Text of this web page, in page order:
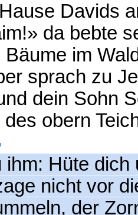
Davids
da bebte
im
sprach zu
dein Sohn
obern
ihm: Hüte
nicht vor
der